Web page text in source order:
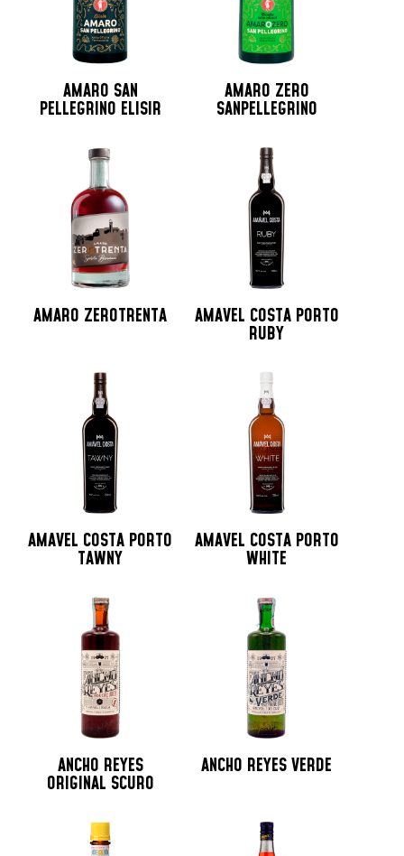
AMARO SAN
PELLEGRINO ELISIR
AMARO ZERO
SANPELLEGRINO
AMARO ZEROTRENTA AMAVEL COSTA PORTO
RUBY
AMAVEL COSTA PORTO
TAWNY
AMAVEL COSTA PORTO
WHITE
ANCHO REYES
ORIGINAL SCURO
ANCHO REYES VERDE